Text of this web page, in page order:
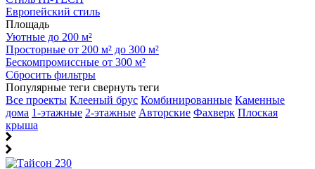
Европейский стиль
Площадь
Уютные до 200 м²
Просторные от 200 м² до 300 м²
Бескомпромиссные от 300 м²
Сбросить фильтры
Популярные теги свернуть теги
Все проекты Клееный брус Комбинированные Каменные
дома 1-этажные 2-этажные Авторские Фахверк Плоская
крыша